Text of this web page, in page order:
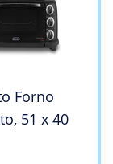
Forno
51 x 40